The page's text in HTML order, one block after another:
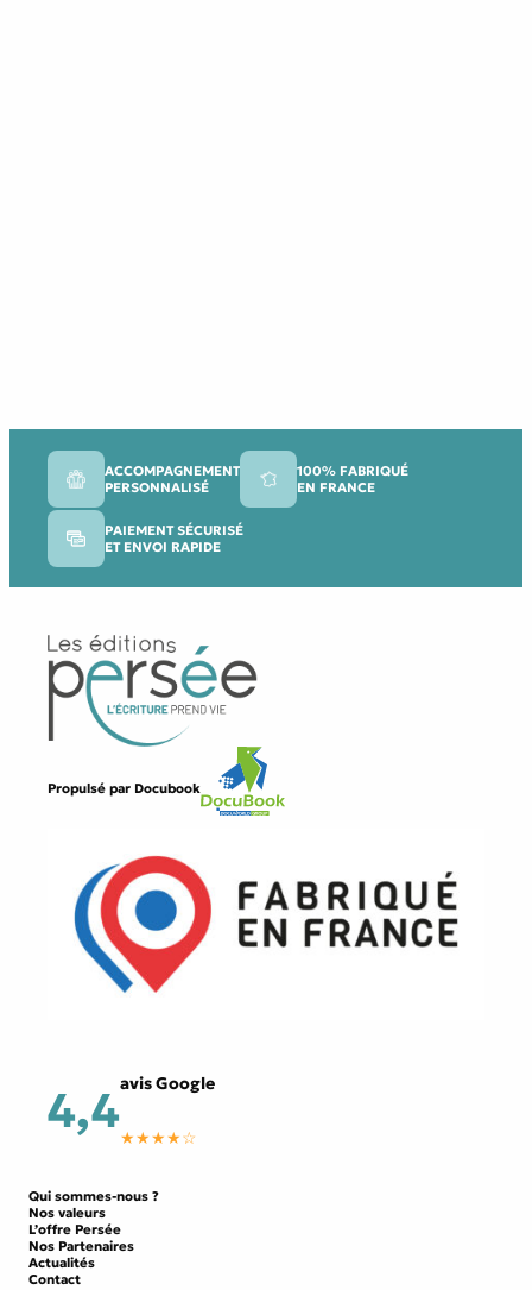
ACCOMPAGNEMENT
PERSONNALISÉ
100% FABRIQUÉ
EN FRANCE
PAIEMENT SÉCURISÉ
ET ENVOI RAPIDE
Propulsé par Docubook
4,4avis Google
★★★★☆
Qui sommes-nous ?
Nos valeurs
L’offre Persée
Nos Partenaires
Actualités
Contact